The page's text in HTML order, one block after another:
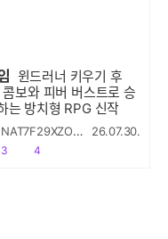
윈드러너 키우기 후
콤보와 피버 버스트로 승
는 방치형 RPG 신작
NAT7F29XZOPCVM 26.07.30.
공감
3 4